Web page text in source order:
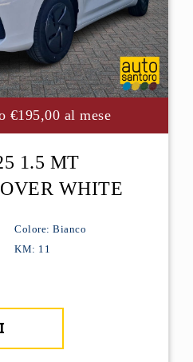
€195,00 al mese
1.5 MT
WHITE
Colore: Bianco
KM: 11